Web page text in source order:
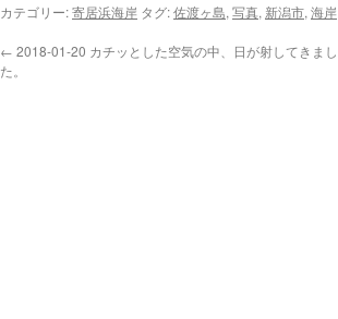
カテゴリー:寄居浜海岸 タグ:佐渡ヶ島, 写真, 新潟市, 海岸
← 2018-01-20 カチッとした空気の中、日が射してきまし
た。